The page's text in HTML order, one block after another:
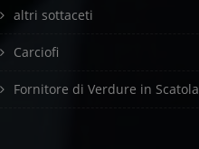
altri sottaceti
Carciofi
Fornitore di Verdure in Scatola